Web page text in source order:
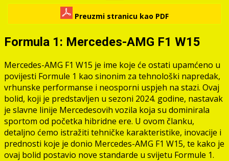
Preuzmi stranicu kao PDF
Formula 1: Mercedes-AMG F1 W15
Mercedes-AMG F1 W15 je ime koje će ostati upamćeno u
povijesti Formule 1 kao sinonim za tehnološki napredak,
vrhunske performanse i neosporni uspjeh na stazi. Ovaj
bolid, koji je predstavljen u sezoni 2024. godine, nastavak
je slavne linije Mercedesovih vozila koja su dominirala
sportom od početka hibridne ere. U ovom članku,
detaljno ćemo istražiti tehničke karakteristike, inovacije i
prednosti koje je donio Mercedes-AMG F1 W15, te kako je
ovaj bolid postavio nove standarde u svijetu Formule 1.